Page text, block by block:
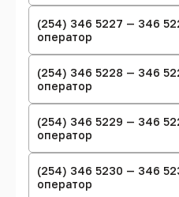
(254) 346 5227 — 346
оператор
(254) 346 5228 — 346
оператор
(254) 346 5229 — 346
оператор
(254) 346 5230 — 346
оператор